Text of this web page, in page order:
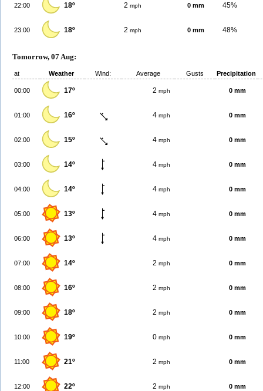
22:00 18º 2 mph 0 mm 45%
23:00 18º 2 mph 0 mm 48%
Tomorrow, 07 Aug:
at Weather Wind: Average Gusts Precipitation
00:00 17º 2 mph 0 mm
01:00 16º 4 mph 0 mm
02:00 15º 4 mph 0 mm
03:00 14º 4 mph 0 mm
04:00 14º 4 mph 0 mm
05:00 13º 4 mph 0 mm
06:00 13º 4 mph 0 mm
07:00 14º 2 mph 0 mm
08:00 16º 2 mph 0 mm
09:00 18º 2 mph 0 mm
10:00 19º 0 mph 0 mm
11:00 21º 2 mph 0 mm
12:00 22º 2 mph 0 mm